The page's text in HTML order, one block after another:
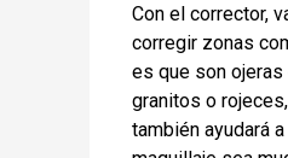
Con el corrector,
corregir zonas
es que son ojeras
granitos o
también ayudará